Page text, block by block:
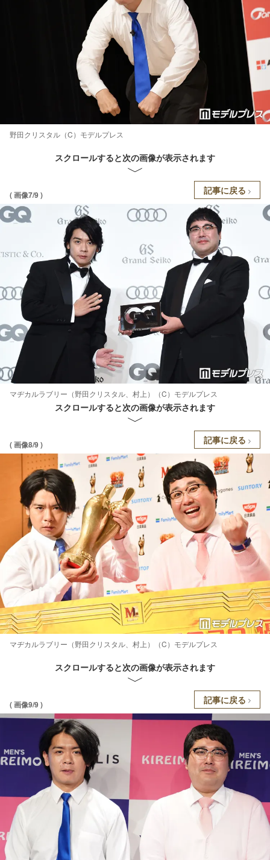
野田クリスタル（C）モデルプレス
スクロールすると次の画像が表示されます
( 画像7/9 ) 記事に戻る
マヂカルラブリー（野田クリスタル、村上）（C）モデルプレス
スクロールすると次の画像が表示されます
( 画像8/9 ) 記事に戻る
マヂカルラブリー（野田クリスタル、村上）（C）モデルプレス
スクロールすると次の画像が表示されます
( 画像9/9 ) 記事に戻る